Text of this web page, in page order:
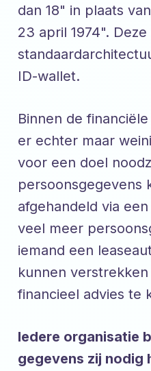
dan 18" in plaats
23 april 1974".
ID-wallet.
Binnen de
er echter maar
voor een doel
persoonsgegevens
afgehandeld via
veel meer
iemand een
kunnen
financieel advies te
Iedere organisatie
gegevens zij nodig